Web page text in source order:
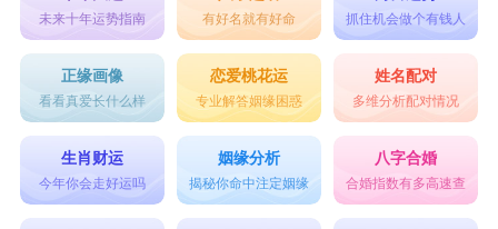
未来十年运势指南 有好名就有好命 抓住机会做个有钱人
正缘画像
看看真爱长什么样
恋爱桃花运
专业解答姻缘困惑
姓名配对
多维分析配对情况
生肖财运
今年你会走好运吗
姻缘分析
揭秘你命中注定姻缘
八字合婚
合婚指数有多高速查